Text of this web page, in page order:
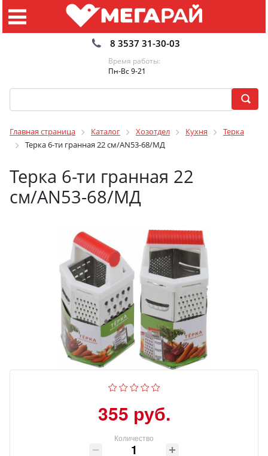
8 3537 31-30-03
Время работы:
Пн-Вс 9-21
Главная страница Каталог Хозотдел Кухня
Терка
Терка 6-ти гранная 22 см/AN53-68/МД
Терка 6-ти гранная 22
см/AN53-68/МД
355 руб.
Количество